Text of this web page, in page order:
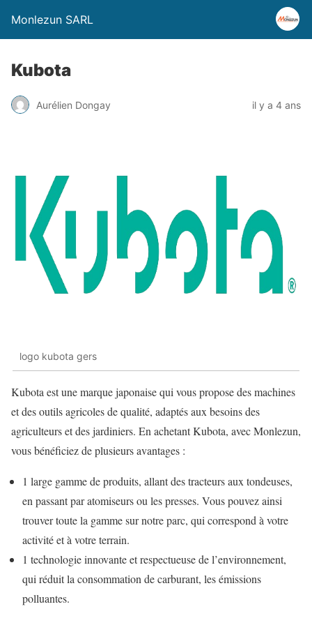
Monlezun SARL
Kubota
Aurélien Dongay il y a 4 ans
logo kubota gers
Kubota est une marque japonaise qui vous propose des machines
et des outils agricoles de qualité, adaptés aux besoins des
agriculteurs et des jardiniers. En achetant Kubota, avec Monlezun,
vous bénéficiez de plusieurs avantages :
1 large gamme de produits, allant des tracteurs aux tondeuses,
en passant par atomiseurs ou les presses. Vous pouvez ainsi
trouver toute la gamme sur notre parc, qui correspond à votre
activité et à votre terrain.
1 technologie innovante et respectueuse de l’environnement,
qui réduit la consommation de carburant, les émissions
polluantes.